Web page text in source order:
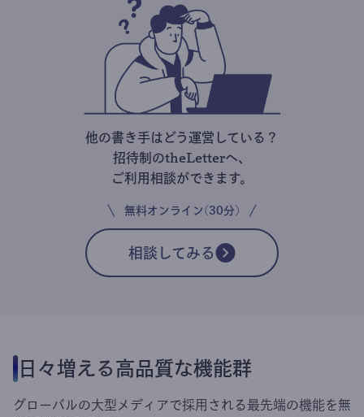
他の書き手はどう運営している？
招待制のtheLetterへ、
ご利用相談ができます。
無料オンライン(30分)
相談してみる
日々増える高品質な機能群
グローバルの大型メディアで採用される最先端の機能を無